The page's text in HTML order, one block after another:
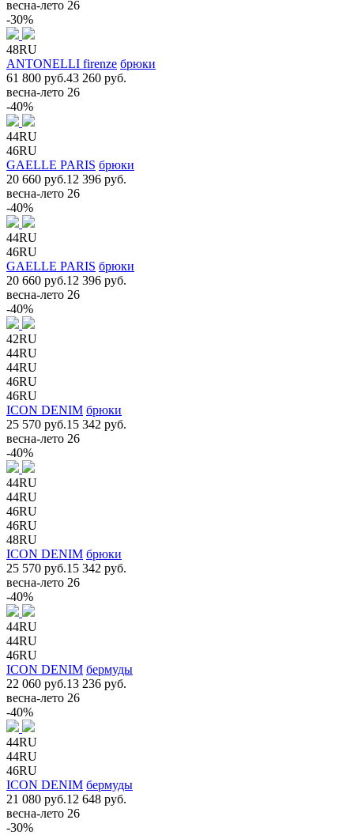
весна-лето 26
-30%
48RU
ANTONELLI firenze брюки
61 800 руб.43 260 руб.
весна-лето 26
-40%
44RU
46RU
GAELLE PARIS брюки
20 660 руб.12 396 руб.
весна-лето 26
-40%
44RU
46RU
GAELLE PARIS брюки
20 660 руб.12 396 руб.
весна-лето 26
-40%
42RU
44RU
44RU
46RU
46RU
ICON DENIM брюки
25 570 руб.15 342 руб.
весна-лето 26
-40%
44RU
44RU
46RU
46RU
48RU
ICON DENIM брюки
25 570 руб.15 342 руб.
весна-лето 26
-40%
44RU
44RU
46RU
ICON DENIM бермуды
22 060 руб.13 236 руб.
весна-лето 26
-40%
44RU
44RU
46RU
ICON DENIM бермуды
21 080 руб.12 648 руб.
весна-лето 26
-30%